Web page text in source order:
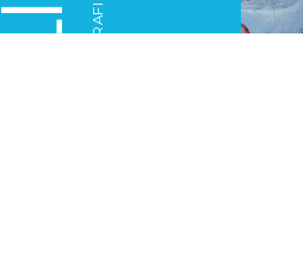
LA NOSTRA GALLERY FOTOGRAFICA!